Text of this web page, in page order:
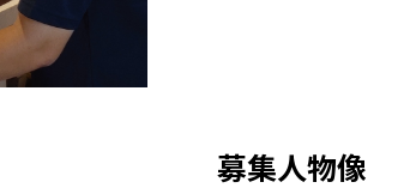
募集人物像